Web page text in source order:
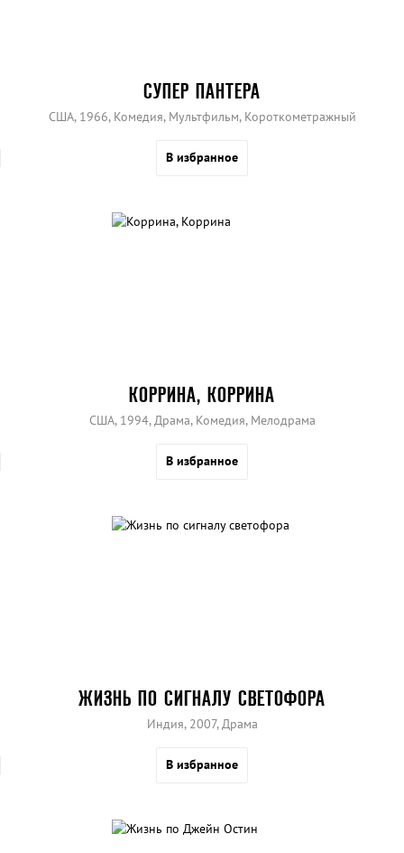
СУПЕР ПАНТЕРА
США, 1966, Комедия, Мультфильм, Короткометражный
В избранное
КОРРИНА, КОРРИНА
США, 1994, Драма, Комедия, Мелодрама
В избранное
ЖИЗНЬ ПО СИГНАЛУ СВЕТОФОРА
Индия, 2007, Драма
В избранное